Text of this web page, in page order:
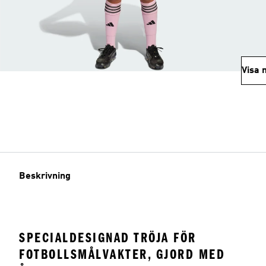
Visa
Beskrivning
SPECIALDESIGNAD TRÖJA FÖR
FOTBOLLSMÅLVAKTER, GJORD MED